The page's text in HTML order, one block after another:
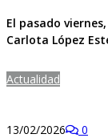
El pasado
Carlota López
Actualidad
13/02/2026 0